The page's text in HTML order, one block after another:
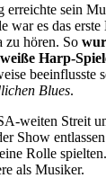
erreichte sein
war es das
zu hören. So
Harp-
beeinflusste
Blues.
weiten Streit
Show
Rolle
als Musiker.